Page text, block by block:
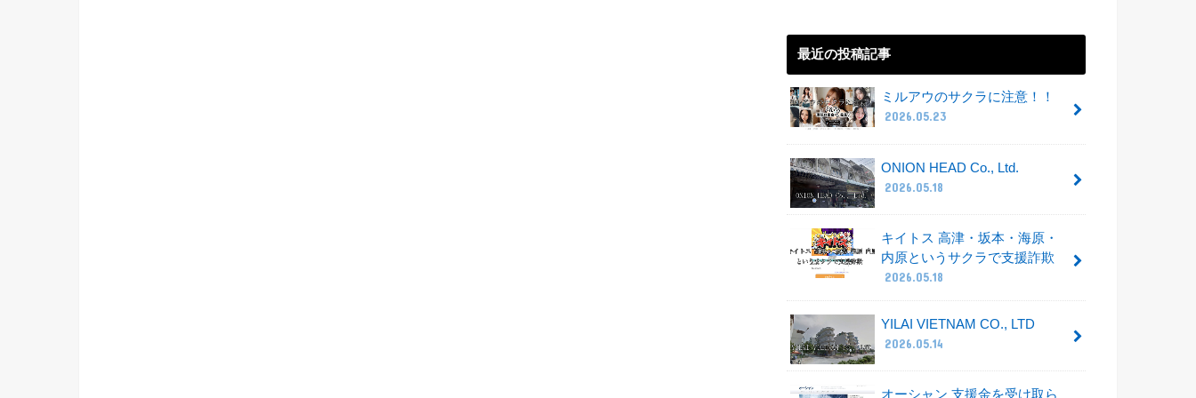
最近の投稿記事
ミルアウのサクラに注意！！
2026.05.23
ONION HEAD Co., Ltd.
2026.05.18
キイトス 高津・坂本・海原・
内原というサクラで支援詐欺
2026.05.18
YILAI VIETNAM CO., LTD
2026.05.14
オーシャン 支援金を受け取ら